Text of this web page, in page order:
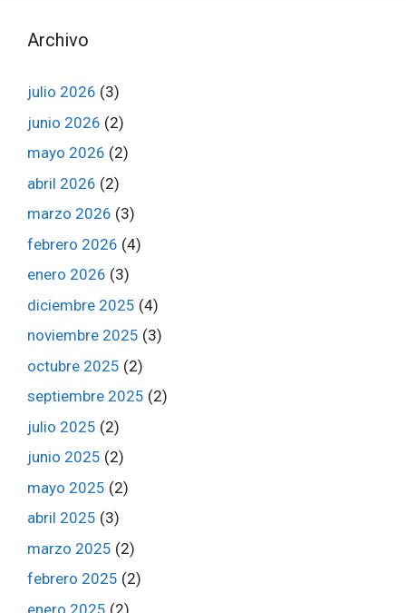
Archivo
julio 2026 (3)
junio 2026 (2)
mayo 2026 (2)
abril 2026 (2)
marzo 2026 (3)
febrero 2026 (4)
enero 2026 (3)
diciembre 2025 (4)
noviembre 2025 (3)
octubre 2025 (2)
septiembre 2025 (2)
julio 2025 (2)
junio 2025 (2)
mayo 2025 (2)
abril 2025 (3)
marzo 2025 (2)
febrero 2025 (2)
enero 2025 (2)